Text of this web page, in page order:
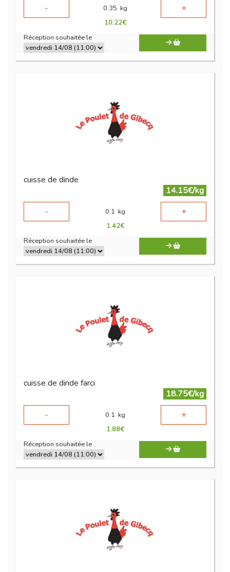
- 0.35 kg +
10.22€
Réception souhaitée le
cuisse de dinde
14.15€/kg
-
0.1 kg +
1.42€
Réception souhaitée le
cuisse de dinde farci
18.75€/kg
-
0.1 kg +
1.88€
Réception souhaitée le